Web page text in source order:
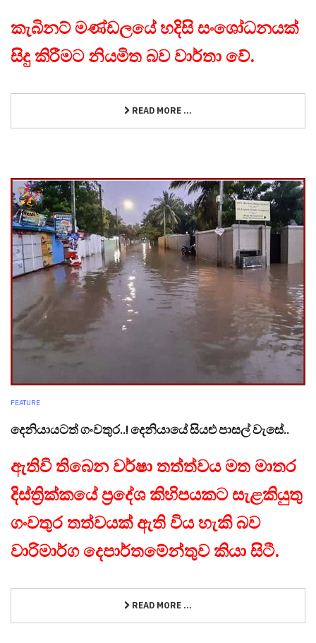
කැබිනට් මණ්ඩලයේ හදිසි සංශෝධනයක්
සිදු කිරීමට නියමිත බව වාර්තා වේ.
READ MORE ...
FEATURE
දෙනියායටත් ගංවතුර..! දෙනියායේ සියළු පාසල් වැසේ..
ඇතිවි තිබෙන වර්ෂා තත්ත්වය මත මාතර
දිස්ත්‍රික්කයේ ප්‍රදේශ කිහිපයකට සැළකියුතු
ගංවතුර තත්වයක් ඇති විය හැකි බව
වාරිමාර්ග දෙපාර්තමේන්තුව කියා සිටී.
READ MORE ...